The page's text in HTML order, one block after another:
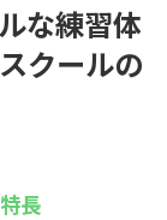
な練習体
クールの
長